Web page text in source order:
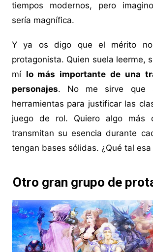
tiempos modernos, pero
sería magnífica.
Y ya os digo que el mérito
protagonista. Quien suela leerme,
mí lo más importante de una
personajes. No me sirve que
herramientas para justificar las
juego de rol. Quiero algo más
transmitan su esencia durante
tengan bases sólidas. ¿Qué tal
Otro gran grupo de